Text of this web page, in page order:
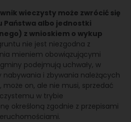
wieczysty może zwrócić się
Państwa albo jednostki
z wnioskiem o wykup
nie jest niezgodna z
mieniem obowiązującymi
podejmują uchwały, w
nabywania i zbywania należących
on, ale nie musi, sprzedać
w trybie
określoną zgodnie z przepisami